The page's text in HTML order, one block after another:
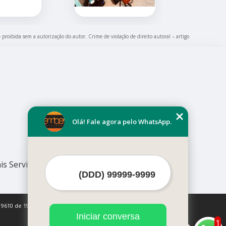
sem a autorização do autor. Crime de violação de direito autoral – artigo
Serviços
de 19/02/1998)
1
Olá! Fale agora pelo WhatsApp.
Iniciar conversa